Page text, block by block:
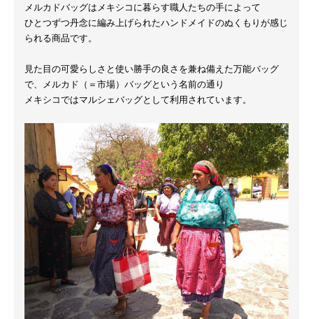
メルカドバッグはメキシコに暮らす職人たちの手によって
ひとつずつ丹念に編み上げられたハンドメイドのぬくもりが感じ
られる商品です。
見た目の可愛らしさと使い勝手の良さを兼ね備えた万能バッグ
で、メルカド（＝市場）バッグという名前の通り
メキシコではマルシェバッグとして利用されています。